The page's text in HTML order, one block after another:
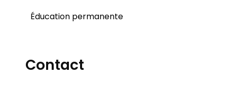
Éducation permanente
Contact